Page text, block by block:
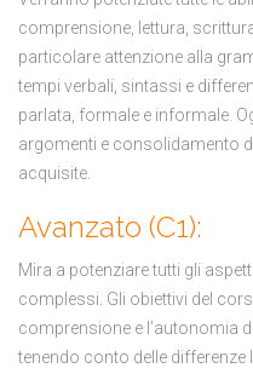
comprensione, lettura,
particolare attenzione alla
tempi verbali, sintassi e
parlata, formale e informale.
argomenti e consolidamento
acquisite.
Avanzato (C1):
Mira a potenziare tutti gli
complessi. Gli obiettivi del
comprensione e l’autonomia
tenendo conto delle differenze